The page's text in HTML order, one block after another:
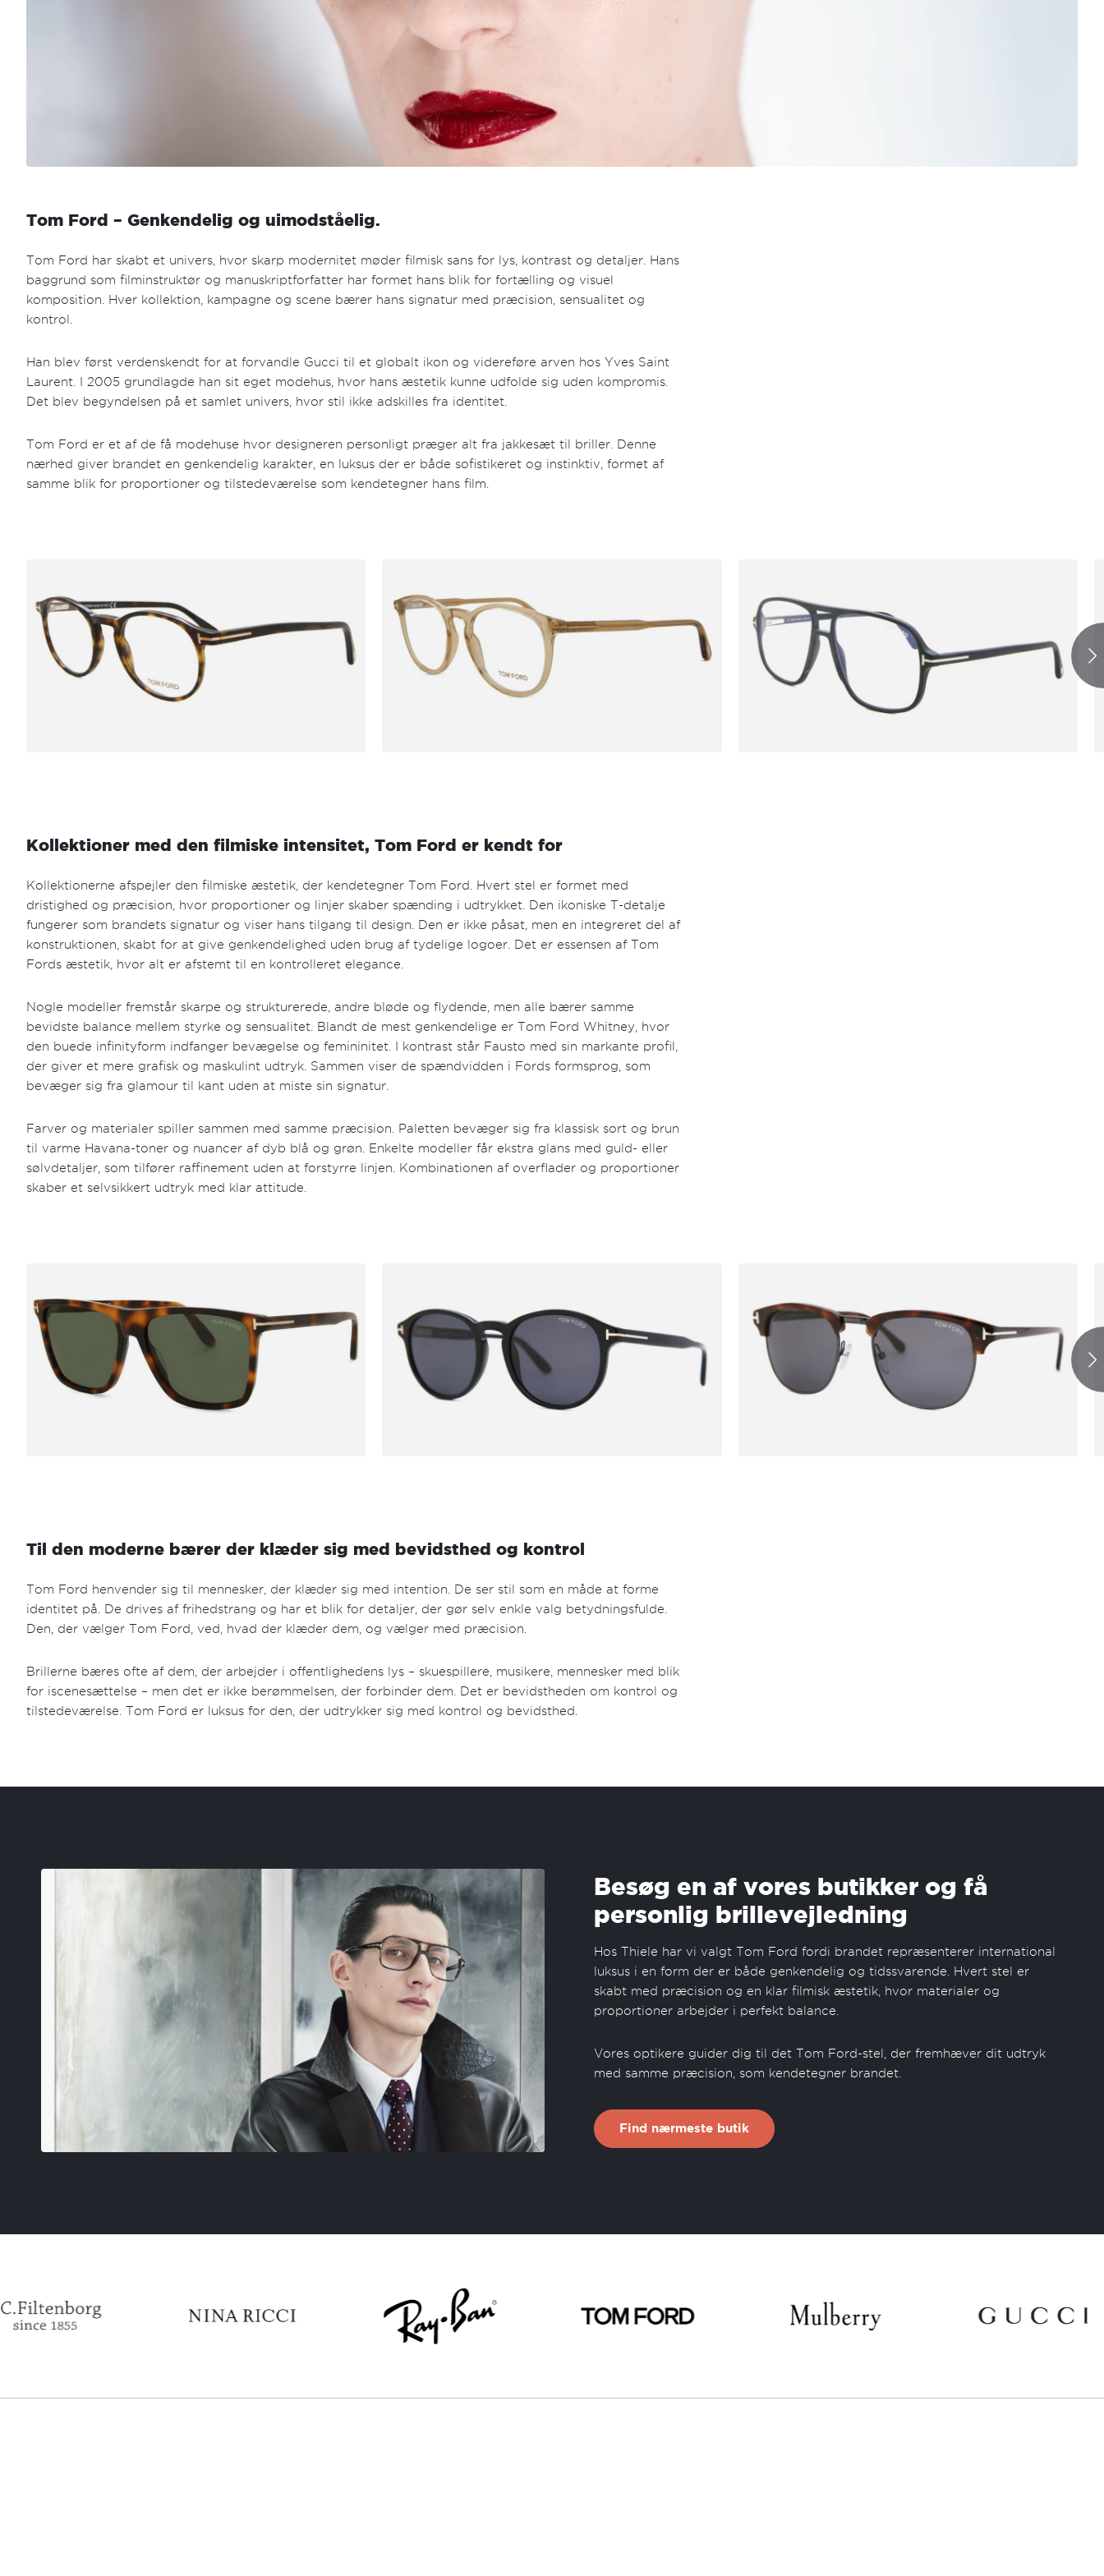
Tom Ford – Genkendelig og uimodståelig.
Tom Ford har skabt et univers, hvor skarp modernitet møder filmisk sans for lys, kontrast og detaljer. Hans
baggrund som filminstruktør og manuskriptforfatter har formet hans blik for fortælling og visuel
komposition. Hver kollektion, kampagne og scene bærer hans signatur med præcision, sensualitet og
kontrol.
Han blev først verdenskendt for at forvandle Gucci til et globalt ikon og videreføre arven hos Yves Saint
Laurent. I 2005 grundlagde han sit eget modehus, hvor hans æstetik kunne udfolde sig uden kompromis.
Det blev begyndelsen på et samlet univers, hvor stil ikke adskilles fra identitet.
Tom Ford er et af de få modehuse hvor designeren personligt præger alt fra jakkesæt til briller. Denne
nærhed giver brandet en genkendelig karakter, en luksus der er både sofistikeret og instinktiv, formet af
samme blik for proportioner og tilstedeværelse som kendetegner hans film.
Kollektioner med den filmiske intensitet, Tom Ford er kendt for
Kollektionerne afspejler den filmiske æstetik, der kendetegner Tom Ford. Hvert stel er formet med
dristighed og præcision, hvor proportioner og linjer skaber spænding i udtrykket. Den ikoniske T-detalje
fungerer som brandets signatur og viser hans tilgang til design. Den er ikke påsat, men en integreret del af
konstruktionen, skabt for at give genkendelighed uden brug af tydelige logoer. Det er essensen af Tom
Fords æstetik, hvor alt er afstemt til en kontrolleret elegance.
Nogle modeller fremstår skarpe og strukturerede, andre bløde og flydende, men alle bærer samme
bevidste balance mellem styrke og sensualitet. Blandt de mest genkendelige er Tom Ford Whitney, hvor
den buede infinityform indfanger bevægelse og femininitet. I kontrast står Fausto med sin markante profil,
der giver et mere grafisk og maskulint udtryk. Sammen viser de spændvidden i Fords formsprog, som
bevæger sig fra glamour til kant uden at miste sin signatur.
Farver og materialer spiller sammen med samme præcision. Paletten bevæger sig fra klassisk sort og brun
til varme Havana-toner og nuancer af dyb blå og grøn. Enkelte modeller får ekstra glans med guld- eller
sølvdetaljer, som tilfører raffinement uden at forstyrre linjen. Kombinationen af overflader og proportioner
skaber et selvsikkert udtryk med klar attitude.
Til den moderne bærer der klæder sig med bevidsthed og kontrol
Tom Ford henvender sig til mennesker, der klæder sig med intention. De ser stil som en måde at forme
identitet på. De drives af frihedstrang og har et blik for detaljer, der gør selv enkle valg betydningsfulde.
Den, der vælger Tom Ford, ved, hvad der klæder dem, og vælger med præcision.
Brillerne bæres ofte af dem, der arbejder i offentlighedens lys – skuespillere, musikere, mennesker med blik
for iscenesættelse – men det er ikke berømmelsen, der forbinder dem. Det er bevidstheden om kontrol og
tilstedeværelse. Tom Ford er luksus for den, der udtrykker sig med kontrol og bevidsthed.
Besøg en af vores butikker og få
personlig brillevejledning
Hos Thiele har vi valgt Tom Ford fordi brandet repræsenterer international
luksus i en form der er både genkendelig og tidssvarende. Hvert stel er
skabt med præcision og en klar filmisk æstetik, hvor materialer og
proportioner arbejder i perfekt balance.
Vores optikere guider dig til det Tom Ford-stel, der fremhæver dit udtryk
med samme præcision, som kendetegner brandet.
Find nærmeste butik